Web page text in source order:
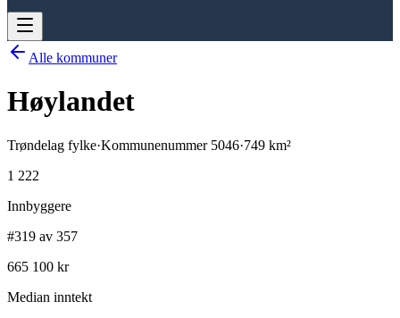
Alle kommuner
Høylandet
Trøndelag fylke·Kommunenummer 5046·749 km²
1 222
Innbyggere
#319 av 357
665 100 kr
Median inntekt